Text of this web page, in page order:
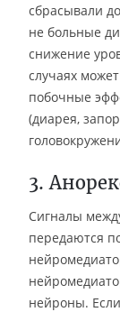
сбрасывали
не больные
снижение
случаях
побочные
(диарея,
3.
Сигналы
передаются
нейроны.